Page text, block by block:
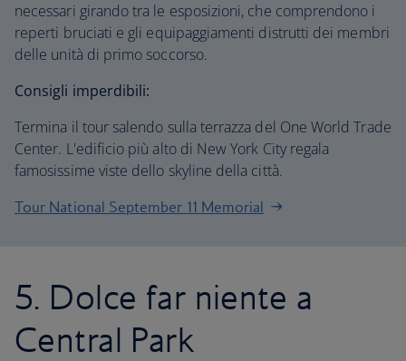
necessari girando tra le esposizioni, che comprendono i
reperti bruciati e gli equipaggiamenti distrutti dei membri
delle unità di primo soccorso.
Consigli imperdibili:
Termina il tour salendo sulla terrazza del One World Trade
Center. L'edificio più alto di New York City regala
famosissime viste dello skyline della città.
Tour National September 11 Memorial
5. Dolce far niente a
Central Park